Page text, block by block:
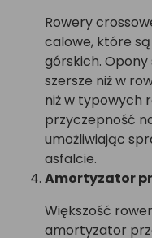
Rowery
calowe, które
górskich. Opony
szersze niż w
niż w typowych
przyczepność
umożliwiając
asfalcie.
Amortyzator
Większość
amortyzator